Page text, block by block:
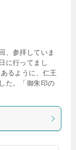
、参拝していま
に行ってまし
るように、仁王
た。「御朱印の